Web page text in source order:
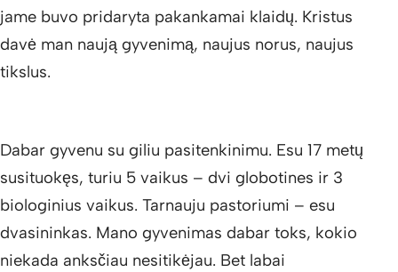
jame buvo pridaryta pakankamai klaidų. Kristus
davė man naują gyvenimą, naujus norus, naujus
tikslus.
Dabar gyvenu su giliu pasitenkinimu. Esu 17 metų
susituokęs, turiu 5 vaikus – dvi globotines ir 3
biologinius vaikus. Tarnauju pastoriumi – esu
dvasininkas. Mano gyvenimas dabar toks, kokio
niekada anksčiau nesitikėjau. Bet labai